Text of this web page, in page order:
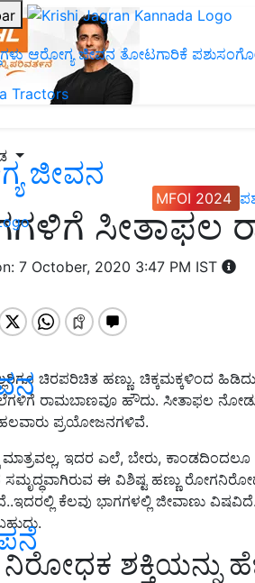
ಆರೋಗ್ಯ ಜೀವನ ತೋಟಗಾರಿಕೆ
MFOI 2024
ಜೀವನ
ಸೀತಾಫಲ
7 October, 2020 3:47 PM IST
ಚಿರಪರಿಚಿತ ಹಣ್ಣು. ಚಿಕ್ಕಮಕ್ಕಳಿಂದ
ರಾಮಬಾಣವೂ ಹೌದು. ಸೀತಾಫಲ
ಪ್ರಯೋಜನಗಳಿವೆ.
ಮಾತ್ರವಲ್ಲ, ಇದರ ಎಲೆ, ಬೇರು,
ಈ ವಿಶಿಷ್ಟ ಹಣ್ಣು
ಕೆಲವು ಭಾಗಗಳಲ್ಲಿ ಜೀವಾಣು
ಶಕ್ತಿಯನ್ನು